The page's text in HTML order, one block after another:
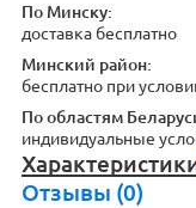
По Минску:
доставка бесплатно
Минский район:
бесплатно при
По областям
индивидуальные
Отзывы (0)